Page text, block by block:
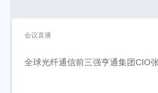
会议直播
全球光纤通信前三强亨通集团CIO